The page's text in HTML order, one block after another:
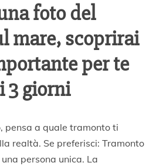
foto del
mare, scoprirai
per te
3 giorni
pensa a quale tramonto ti
realtà. Se preferisci: Tramonto
persona unica. La